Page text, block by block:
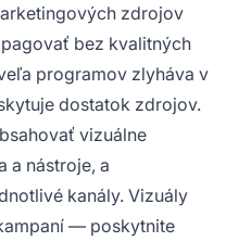
zdrojov
bez kvalitných
programov zlyháva v
dostatok zdrojov.
vizuálne
a nástroje, a
kanály. Vizuály
— poskytnite